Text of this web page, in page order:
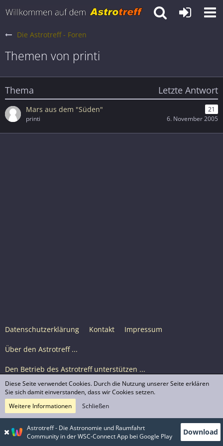
Die Astrotreff - Foren
Themen von printi
Thema Letzte Antwort
Mars aus dem "Süden"
21
printi
6. November 2005
Datenschutzerklärung Kontakt Impressum
Über den Astrotreff ...
Den Betrieb des Astrotreff unterstützen ...
Nutzungsbedingungen
© Astrotreff 2001-2026, lizenziert unter CC BY-SA,
sofern für einzelne Inhalte nicht anders angegeben
Astrotreff - Die Astronomie und Raumfahrt
Community in der WSC-Connect App bei Google Play
Download
Diese Seite verwendet Cookies. Durch die Nutzung unserer Seite erklären
Sie sich damit einverstanden, dass wir Cookies setzen.
Weitere Informationen
Schließen